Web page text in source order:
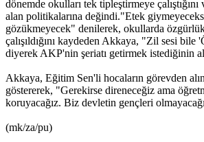
dönemde okulları tek tipleştirmeye
alan politikalarına değindi."Etek
gözükmeyecek" denilerek, okullarda
çalışıldığını kaydeden Akkaya, "Zil sesi
diyerek AKP'nin şeriatı getirmek istediğinin
Akkaya, Eğitim Sen'li hocaların görevden
göstererek, "Gerekirse direneceğiz ama
koruyacağız. Biz devletin gençleri
(mk/za/pu)